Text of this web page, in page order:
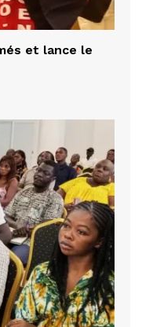
et lance le